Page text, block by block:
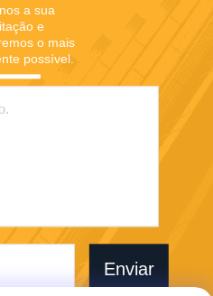
a sua
e
o mais
possível.
Enviar